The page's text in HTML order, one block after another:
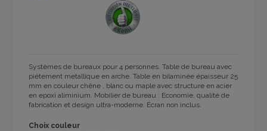
Systèmes de bureaux pour 4 personnes. Table de bureau avec
piétement metallique en arche. Table en bilaminée épaisseur 25
mm en couleur chêne , blanc ou maple avec structure en acier
en epoxi aliminium. Mobilier de bureau : Economie, qualité de
fabrication et design ultra-moderne. Écran non inclus.
Choix couleur